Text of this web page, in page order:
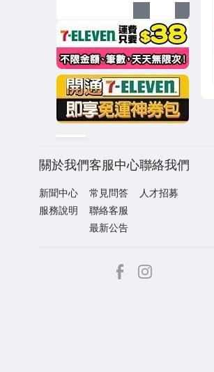
關於我們
新聞中心
服務說明
客服中心
常見問答
聯絡客服
最新公告
聯絡我們
人才招募
facebook